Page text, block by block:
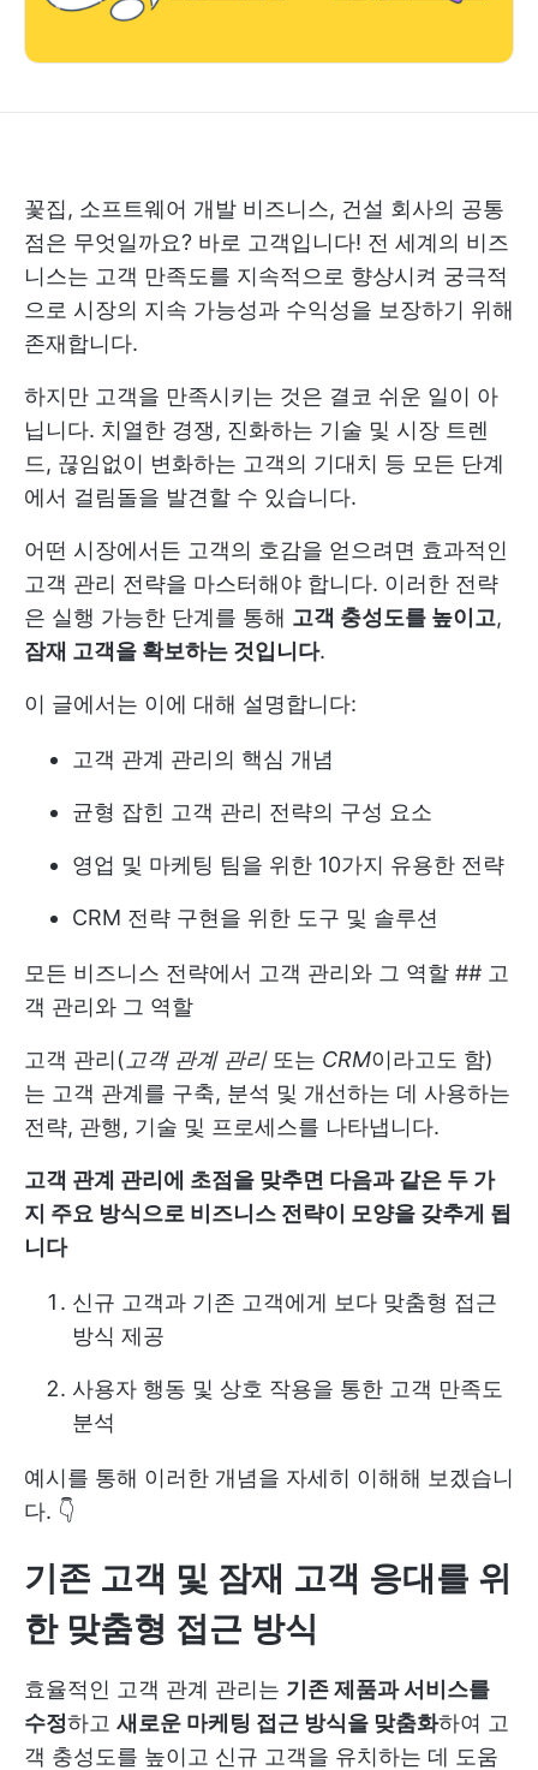
꽃집, 소프트웨어 개발 비즈니스, 건설 회사의 공통
점은 무엇일까요? 바로 고객입니다! 전 세계의 비즈
니스는 고객 만족도를 지속적으로 향상시켜 궁극적
으로 시장의 지속 가능성과 수익성을 보장하기 위해
존재합니다.
하지만 고객을 만족시키는 것은 결코 쉬운 일이 아
닙니다. 치열한 경쟁, 진화하는 기술 및 시장 트렌
드, 끊임없이 변화하는 고객의 기대치 등 모든 단계
에서 걸림돌을 발견할 수 있습니다.
어떤 시장에서든 고객의 호감을 얻으려면 효과적인
고객 관리 전략을 마스터해야 합니다. 이러한 전략
은 실행 가능한 단계를 통해 고객 충성도를 높이고,
잠재 고객을 확보하는 것입니다.
이 글에서는 이에 대해 설명합니다:
고객 관계 관리의 핵심 개념
균형 잡힌 고객 관리 전략의 구성 요소
영업 및 마케팅 팀을 위한 10가지 유용한 전략
CRM 전략 구현을 위한 도구 및 솔루션
모든 비즈니스 전략에서 고객 관리와 그 역할 ## 고
객 관리와 그 역할
고객 관리( 고객 관계 관리또는 CRM이라고도 함)
는 고객 관계를 구축, 분석 및 개선하는 데 사용하는
전략, 관행, 기술 및 프로세스를 나타냅니다.
고객 관계 관리에 초점을 맞추면 다음과 같은 두 가
지 주요 방식으로 비즈니스 전략이 모양을 갖추게 됩
니다
신규 고객과 기존 고객에게 보다 맞춤형 접근
방식 제공
사용자 행동 및 상호 작용을 통한 고객 만족도
분석
예시를 통해 이러한 개념을 자세히 이해해 보겠습니
다. 👇
기존 고객 및 잠재 고객 응대를 위
한 맞춤형 접근 방식
효율적인 고객 관계 관리는 기존 제품과 서비스를
수정하고 새로운 마케팅 접근 방식을 맞춤화하여 고
객 충성도를 높이고 신규 고객을 유치하는 데 도움